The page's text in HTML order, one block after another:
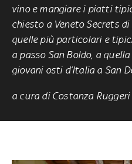
vino e mangiare i piatti
chiesto a Veneto Secrets
quelle più particolari e
a passo San Boldo, a
giovani osti d’Italia a San
a cura di Costanza Ruggeri